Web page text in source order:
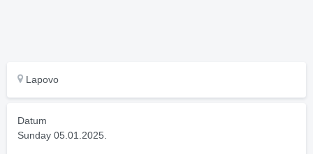
Lapovo
Datum
Sunday 05.01.2025.